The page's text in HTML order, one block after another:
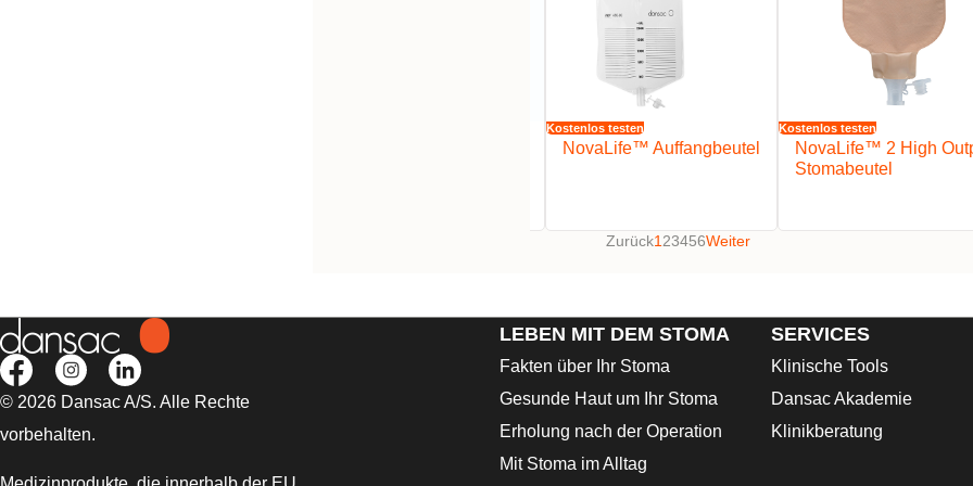
Kostenlos testen
NovaLife™ Auffangbeutel
Kostenlos testen
NovaLife™ 2 High
Stomabeutel
Zurück1 23456Weiter
© 2026 Dansac A/S. Alle Rechte
vorbehalten.
LEBEN MIT DEM STOMA
Fakten über Ihr Stoma
Gesunde Haut um Ihr Stoma
Erholung nach der Operation
Mit Stoma im Alltag
SERVICES
Klinische Tools
Dansac Akademie
Klinikberatung